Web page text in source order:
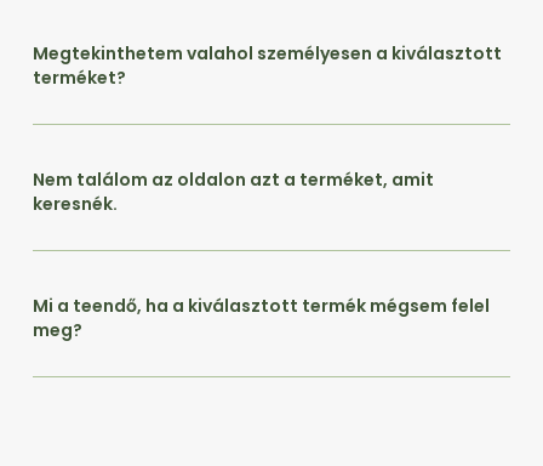
Megtekinthetem valahol személyesen a kiválasztott
terméket?
Nem találom az oldalon azt a terméket, amit
keresnék.
Mi a teendő, ha a kiválasztott termék mégsem felel
meg?